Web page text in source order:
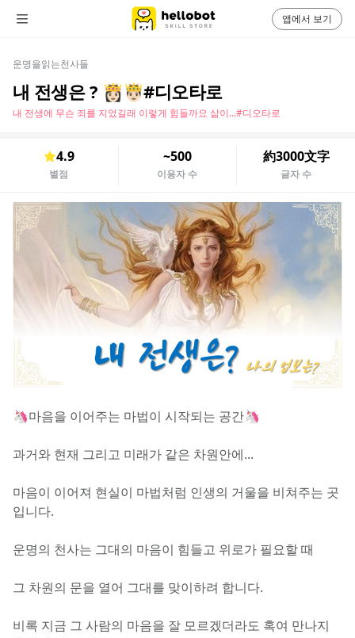
운명을읽는천사들
내 전생은 ? 👸🏻🤴🏻#디오타로
내 전생에 무슨 죄를 지었길래 이렇게 힘들까요 삶이…#디오타로
4.9
별점
~500
이용자 수
約3000文字
글자 수
🦄마음을 이어주는 마법이 시작되는 공간🦄
과거와 현재 그리고 미래가 같은 차원안에...
마음이 이어져 현실이 마법처럼 인생의 거울을 비쳐주는 곳
입니다.
운명의 천사는 그대의 마음이 힘들고 위로가 필요할 때
그 차원의 문을 열어 그대를 맞이하려 합니다.
비록 지금 그 사람의 마음을 잘 모르겠더라도 혹여 만나지
앱에서 보기